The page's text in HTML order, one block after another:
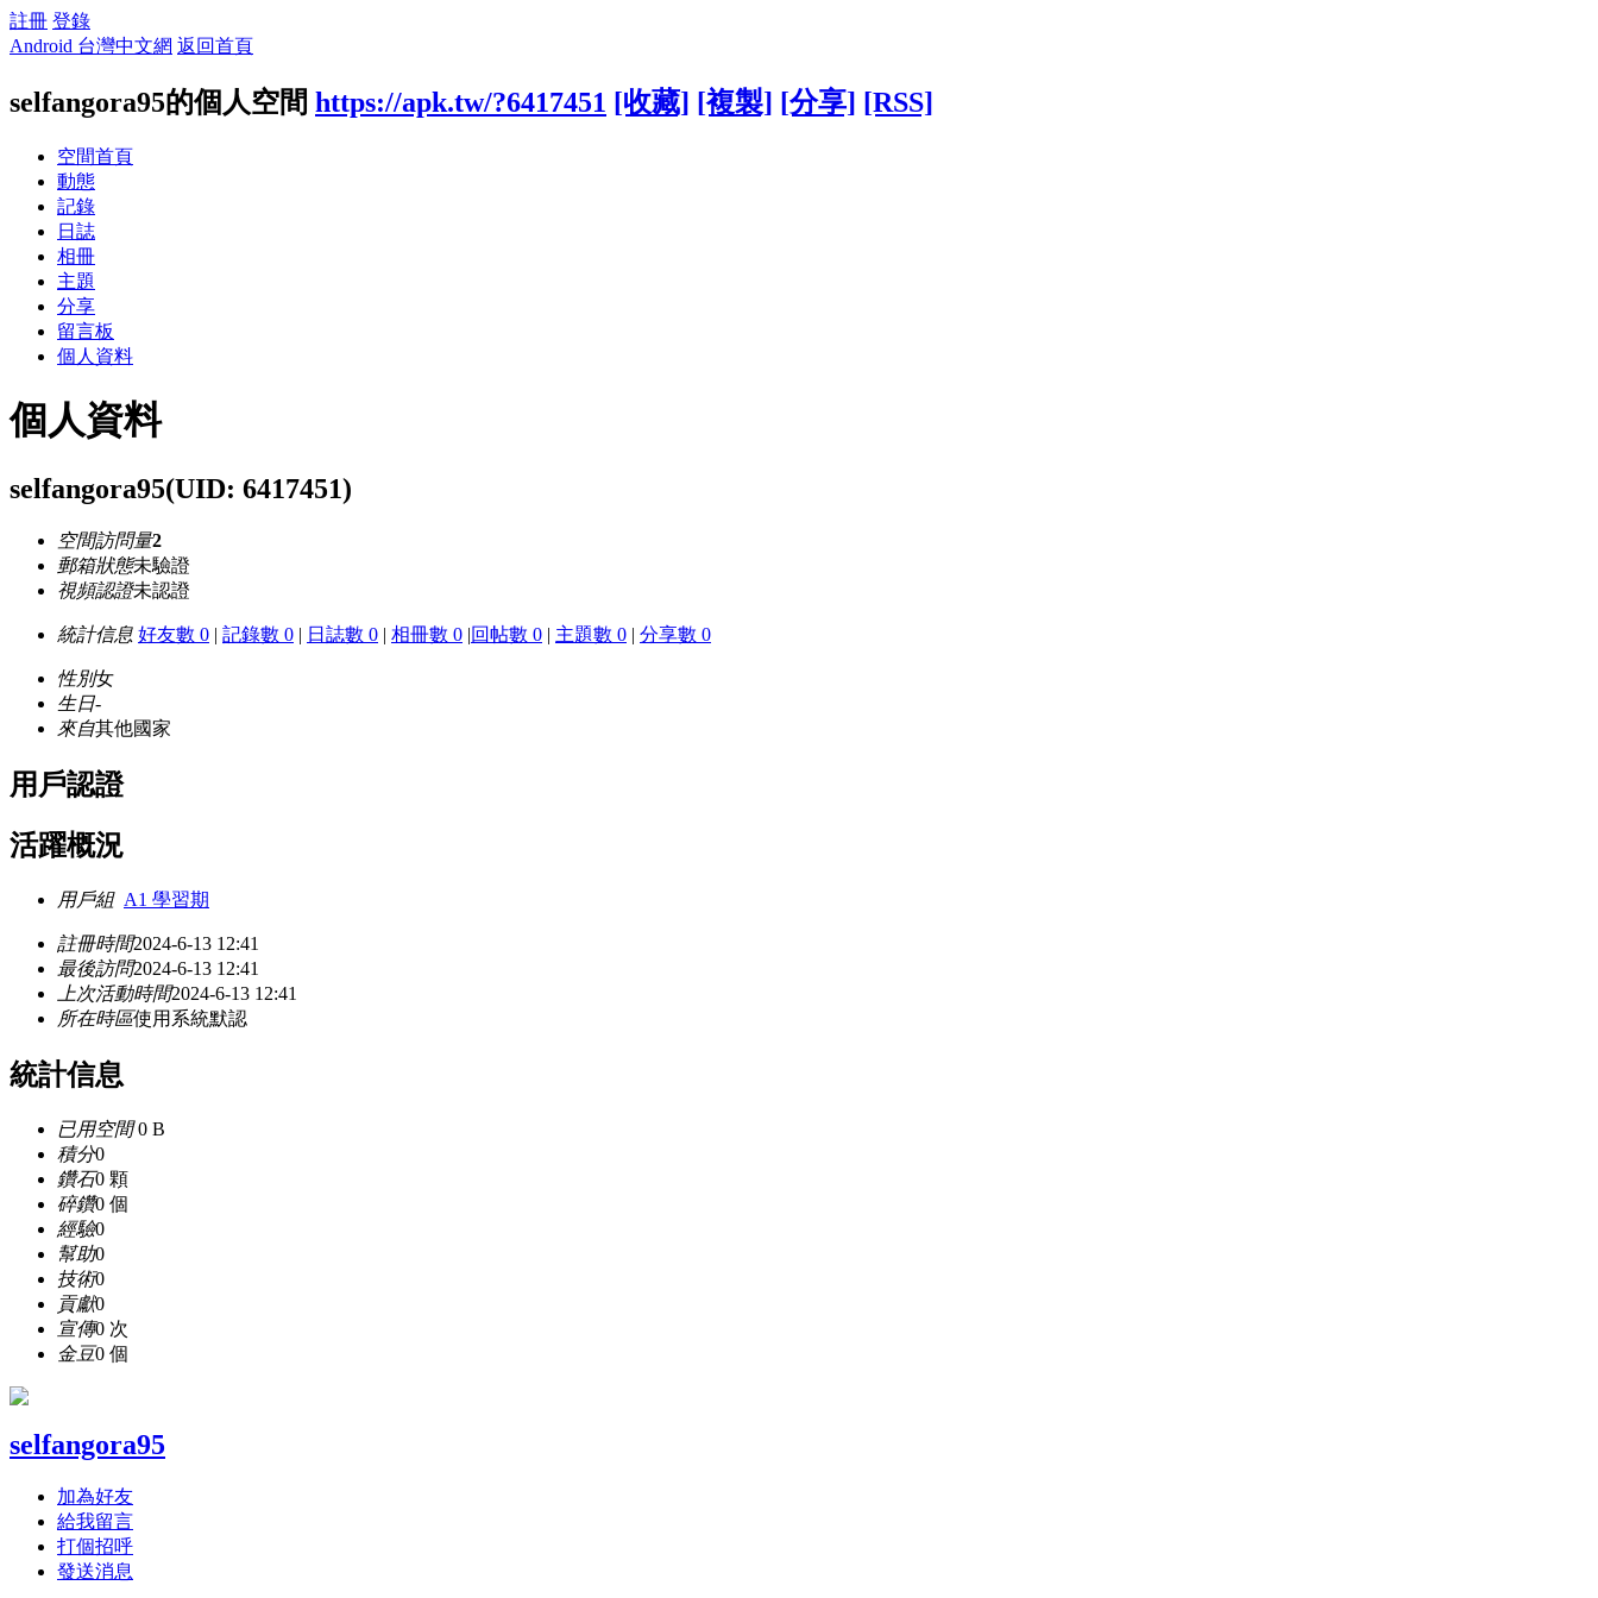
註冊 登錄
Android 台灣中文網 返回首頁
selfangora95的個人空間 https://apk.tw/?6417451 [收藏] [複製] [分享] [RSS]
空間首頁
動態
記錄
日誌
相冊
主題
分享
留言板
個人資料
個人資料
selfangora95(UID: 6417451)
空間訪問量2
郵箱狀態未驗證
視頻認證未認證
統計信息 好友數 0 | 記錄數 0 | 日誌數 0 | 相冊數 0 |回帖數 0 | 主題數 0 | 分享數 0
性別女
生日-
來自其他國家
用戶認證
活躍概況
用戶組 A1 學習期
註冊時間2024-6-13 12:41
最後訪問2024-6-13 12:41
上次活動時間2024-6-13 12:41
所在時區使用系統默認
統計信息
已用空間0 B
積分0
鑽石0 顆
碎鑽0 個
經驗0
幫助0
技術0
貢獻0
宣傳0 次
金豆0 個
selfangora95
加為好友
給我留言
打個招呼
發送消息